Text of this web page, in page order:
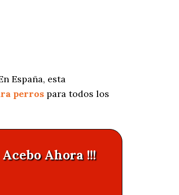
España, esta
perros para todos los
Ahora !!!